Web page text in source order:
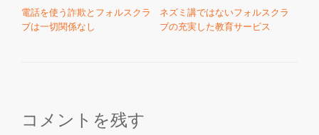
電話を使う詐欺とフォルスクラ
ブは一切関係なし
ネズミ講ではないフォルスクラ
ブの充実した教育サービス
コメントを残す